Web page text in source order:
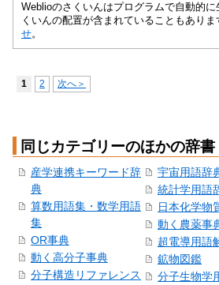
Weblioのさくいんはプログラムで自動的
くいんの配置が含まれていることもありま
せ。
1 2 次へ＞
同じカテゴリーのほかの辞書
産学連携キーワード辞
典
算数用語集・数学用語
集
OR事典
動く高分子事典
分子構造リファレンス
宇宙用語辞
統計学用語
日本化学物
動く農薬事
超電導用語
鉱物図鑑
分子生物学